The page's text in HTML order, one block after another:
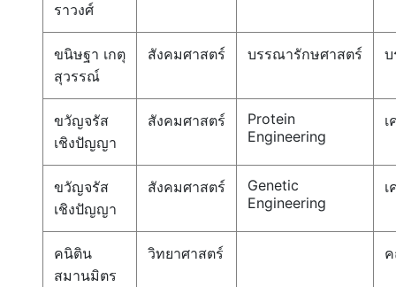
ราวงศ์
ขนิษฐา เกตุ
สุวรรณ์
สังคมศาสตร์ บรรณารักษศาสตร์
ขวัญจรัส
เชิงปัญญา
สังคมศาสตร์
Protein
Engineering
เ
ขวัญจรัส
เชิงปัญญา
สังคมศาสตร์
Genetic
Engineering
เ
คนิติน
สมานมิตร
วิทยาศาสตร์